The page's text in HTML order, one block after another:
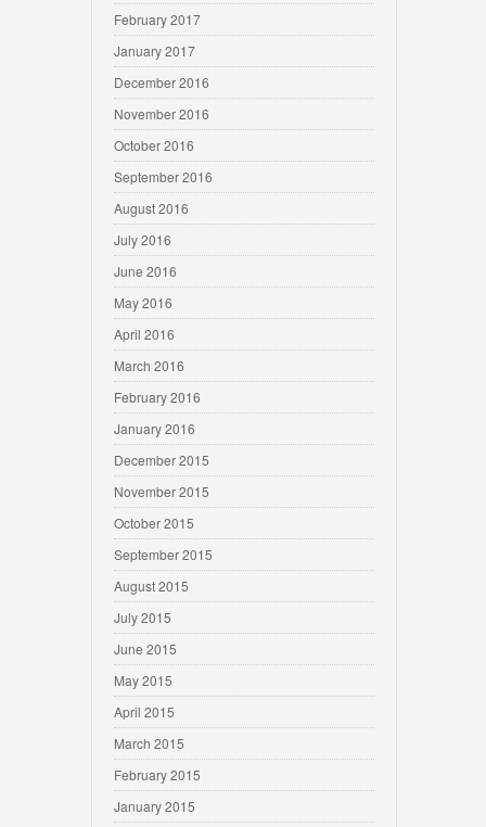
February 2017
January 2017
December 2016
November 2016
October 2016
September 2016
August 2016
July 2016
June 2016
May 2016
April 2016
March 2016
February 2016
January 2016
December 2015
November 2015
October 2015
September 2015
August 2015
July 2015
June 2015
May 2015
April 2015
March 2015
February 2015
January 2015